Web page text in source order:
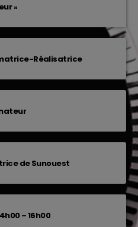
»
Réalisatrice
de Sunouest
– 16h00